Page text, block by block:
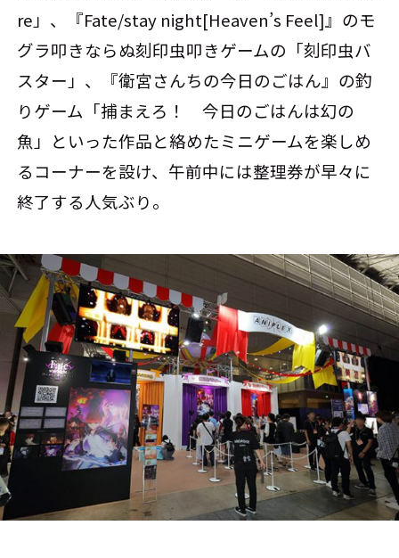
re」、『Fate/stay night[Heaven’s Feel]』のモ
グラ叩きならぬ刻印虫叩きゲームの「刻印虫バ
スター」、『衛宮さんちの今日のごはん』の釣
りゲーム「捕まえろ！ 今日のごはんは幻の
魚」といった作品と絡めたミニゲームを楽しめ
るコーナーを設け、午前中には整理券が早々に
終了する人気ぶり。